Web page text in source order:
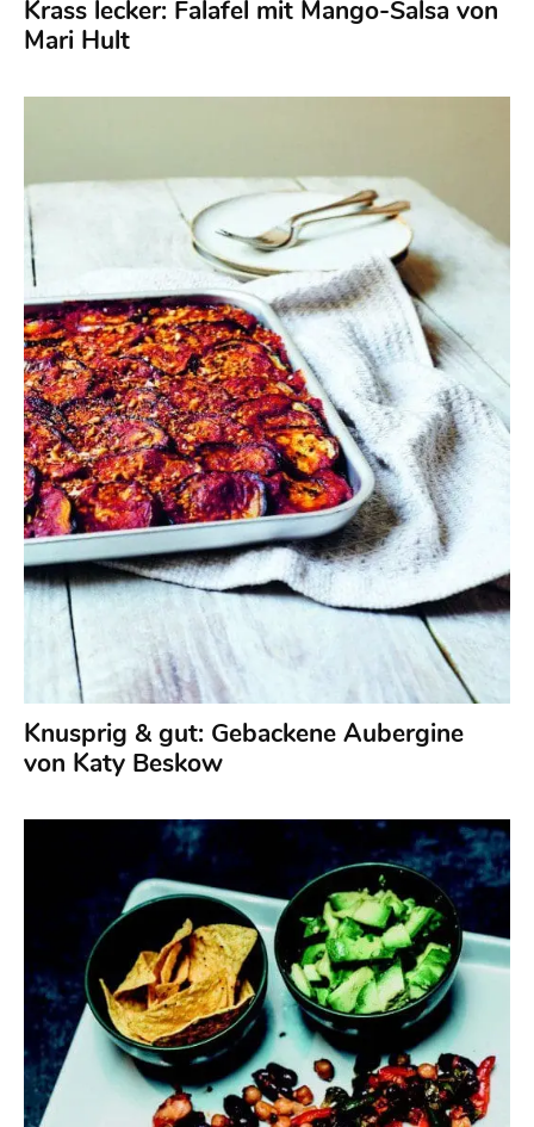
Krass lecker: Falafel mit Mango-Salsa von
Mari Hult
Knusprig & gut: Gebackene Aubergine
von Katy Beskow